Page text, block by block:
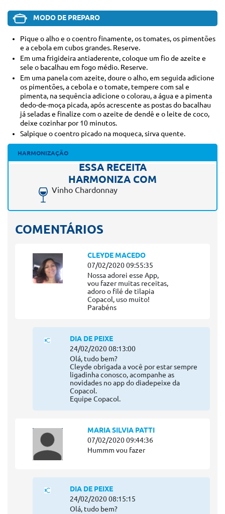
MODO DE PREPARO
Pique o alho e o coentro finamente, os tomates, os pimentões
e a cebola em cubos grandes. Reserve.
Em uma frigideira antiaderente, coloque um fio de azeite e
sele o bacalhau em fogo médio. Reserve.
Em uma panela com azeite, doure o alho, em seguida adicione
os pimentões, a cebola e o tomate, tempere com sal e
pimenta, na sequência adicione o colorau, a água e a pimenta
dedo-de-moça picada, após acrescente as postas do bacalhau
já seladas e finalize com o azeite de dendê e o leite de coco,
deixe cozinhar por 10 minutos.
Salpique o coentro picado na moqueca, sirva quente.
HARMONIZAÇÃO
ESSA RECEITA
HARMONIZA COM
Vinho Chardonnay
COMENTÁRIOS
CLEYDE MACEDO
07/02/2020 09:55:35
Nossa adorei esse App,
vou fazer muitas receitas,
adoro o filé de tilapia
Copacol, uso muito!
Parabéns
DIA DE PEIXE
24/02/2020 08:13:00
Olá, tudo bem?
Cleyde obrigada a você por estar sempre
ligadinha conosco, acompanhe as
novidades no app do diadepeixe da
Copacol.
Equipe Copacol.
MARIA SILVIA PATTI
07/02/2020 09:44:36
Hummm vou fazer
DIA DE PEIXE
24/02/2020 08:15:15
Olá, tudo bem?